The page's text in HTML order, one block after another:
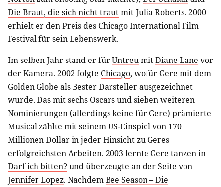
Die Braut, die sich nicht trautmit Julia Roberts. 2000
erhielt er den Preis des Chicago International Film
Festival für sein Lebenswerk.
Im selben Jahr stand er fürUntreumitDiane Lane vor
der Kamera. 2002 folgte Chicago, wofür Gere mit dem
Golden Globe als Bester Darsteller ausgezeichnet
wurde. Das mit sechs Oscars und sieben weiteren
Nominierungen (allerdings keine für Gere) prämierte
Musical zählte mit seinem US-Einspiel von 170
Millionen Dollar in jeder Hinsicht zu Geres
erfolgreichsten Arbeiten. 2003 lernte Gere tanzen in
Darf ich bitten?und überzeugte an der Seite von
Jennifer Lopez. NachdemBee Season – Die